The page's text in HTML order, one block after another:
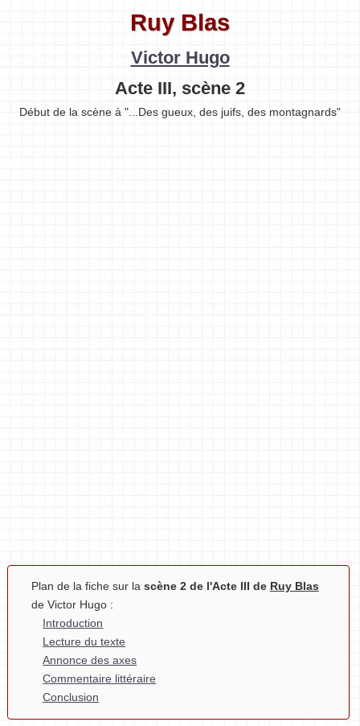
Ruy Blas
Victor Hugo
Acte III, scène 2
Début de la scène à "...Des gueux, des juifs, des montagnards"
Plan de la fiche sur la scène 2 de l'Acte III de Ruy Blas
de Victor Hugo :
Introduction
Lecture du texte
Annonce des axes
Commentaire littéraire
Conclusion